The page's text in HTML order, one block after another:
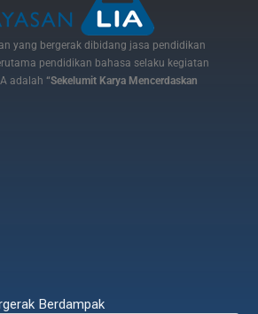
yang bergerak dibidang jasa pendidikan
pendidikan bahasa selaku kegiatan
adalah “Sekelumit Karya Mencerdaskan
Berdampak